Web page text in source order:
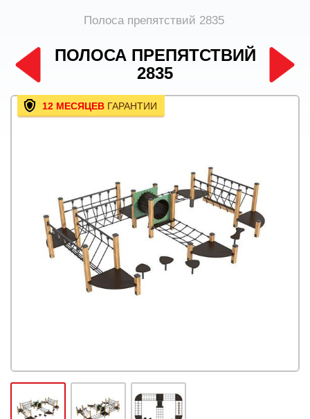
Полоса препятствий 2835
ПОЛОСА ПРЕПЯТСТВИЙ
2835
12 МЕСЯЦЕВ ГАРАНТИИ